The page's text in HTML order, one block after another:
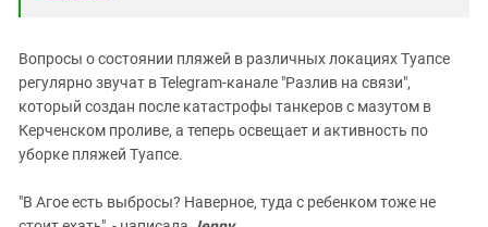
Вопросы о состоянии пляжей в различных локациях Туапсе
регулярно звучат в Telegram-канале "Разлив на связи",
который создан после катастрофы танкеров с мазутом в
Керченском проливе, а теперь освещает и активность по
уборке пляжей Туапсе.
"В Агое есть выбросы? Наверное, туда с ребенком тоже не